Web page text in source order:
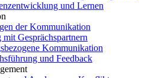
und Lernen
der Kommunikation
mit Gesprächspartnern
Kommunikation
und Feedback